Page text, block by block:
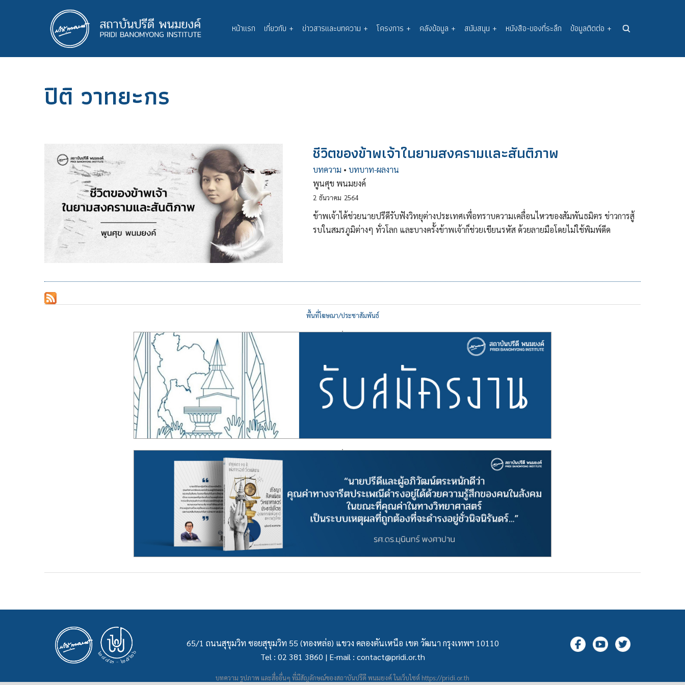
Main
navigation
หน้าแรก เกี่ยวกับ + ข่าวสารและบทความ + โครงการ + คลังข้อมูล + สนับสนุน + หนังสือ-ของที่ระลึก ข้อมูลติดต่อ +
ปิติ วาทยะกร
ชีวิตของข้าพเจ้าในยามสงครามและสันติภาพ
บทความ • บทบาท-ผลงาน
พูนศุข พนมยงค์
2 ธันวาคม 2564
ข้าพเจ้าได้ช่วยนายปรีดีรับฟังวิทยุต่างประเทศเพื่อทราบความเคลื่อนไหวของสัมพันธมิตร ข่าวการสู้
รบในสมรภูมิต่างๆ ทั่วโลก และบางครั้งข้าพเจ้าก็ช่วยเขียนรหัส ด้วยลายมือโดยไม่ใช้พิมพ์ดีด
พื้นที่โฆษณา/ประชาสัมพันธ์
65/1 ถนนสุขุมวิท ซอยสุขุมวิท 55 (ทองหล่อ) แขวง คลองตันเหนือ เขต วัฒนา กรุงเทพฯ 10110
Tel : 02 381 3860 | E-mail : contact@pridi.or.th
บทความ รูปภาพ และสื่ออื่นๆ ที่มีสัญลักษณ์ของสถาบันปรีดี พนมยงค์ ในเว็บไซต์ https://pridi.or.th